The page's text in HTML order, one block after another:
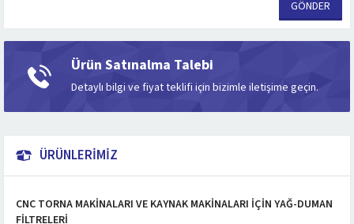
Ürün Satınalma Talebi
Detaylı bilgi ve fiyat teklifi için bizimle iletişime geçin.
ÜRÜNLERİMİZ
CNC TORNA MAKINALARI VE KAYNAK MAKINALARI İÇIN YAĞ-DUMAN
FILTRELERI